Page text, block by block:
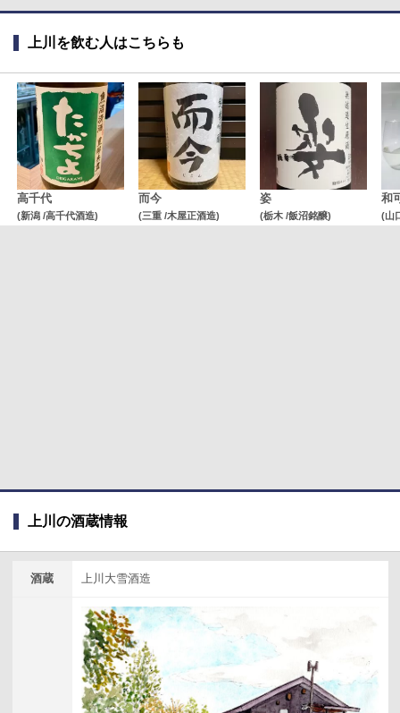
上川を飲む人はこちらも
高千代
(新潟 /高千代酒造)
而今
(三重 /木屋正酒造)
姿
(栃木 /飯沼銘醸)
和
(山
上川の酒蔵情報
酒蔵 上川大雪酒造